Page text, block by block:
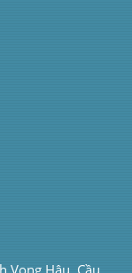
Vọng Hậu, Cầu